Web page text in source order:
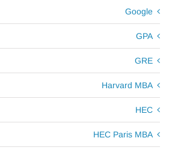
Google
GPA
GRE
Harvard MBA
HEC
HEC Paris MBA